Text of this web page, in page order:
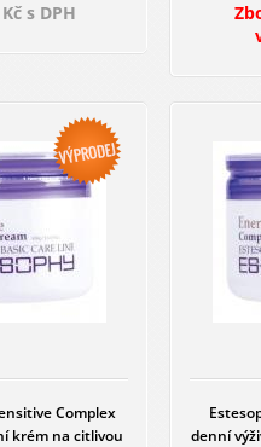
s DPH
Complex
krém na citlivou
denní